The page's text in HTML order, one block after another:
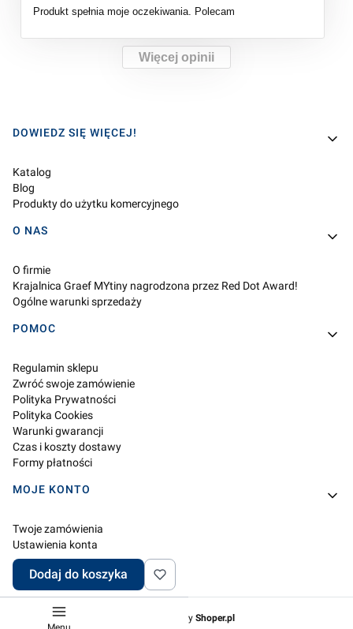
Produkt spełnia moje oczekiwania. Polecam
Więcej opinii
Linki w stopce
DOWIEDZ SIĘ WIĘCEJ!
Katalog
Blog
Produkty do użytku komercyjnego
O NAS
O firmie
Krajalnica Graef MYtiny nagrodzona przez Red Dot Award!
Ogólne warunki sprzedaży
POMOC
Regulamin sklepu
Zwróć swoje zamówienie
Polityka Prywatności
Polityka Cookies
Warunki gwarancji
Czas i koszty dostawy
Formy płatności
MOJE KONTO
Twoje zamówienia
Ustawienia konta
Przechowalnia
Ustawienia plików cookies
Sklep internetowy Shoper.pl
Dodaj do koszyka